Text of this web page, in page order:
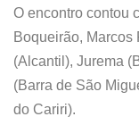
O encontro contou
Boqueirão, Marcos
(Alcantil), Jurema
(Barra de São
do Cariri).